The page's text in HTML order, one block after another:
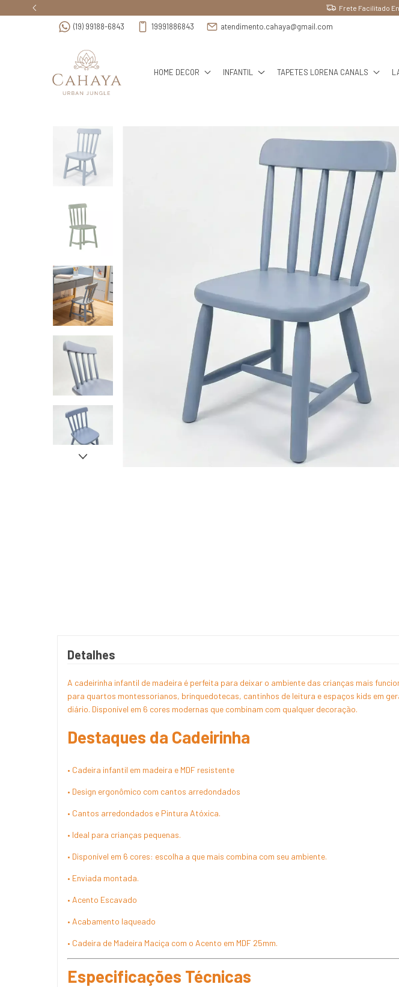
Ganhe 10%
(19) 99188-6843 19991886843 atendimento.cahaya@gmail.com
HOME DECOR INFANTIL TAPETES LORENA CANALS
Detalhes
A cadeirinha infantil de madeira é perfeita para deixar o ambiente das crianças mais
para quartos montessorianos, brinquedotecas, cantinhos de leitura e espaços kids em
diário. Disponível em 6 cores modernas que combinam com qualquer decoração.
Destaques da Cadeirinha
• Cadeira infantil em madeira e MDF resistente
• Design ergonômico com cantos arredondados
• Cantos arredondados e Pintura Atóxica.
• Ideal para crianças pequenas.
• Disponível em 6 cores: escolha a que mais combina com seu ambiente.
• Enviada montada.
• Acento Escavado
• Acabamento laqueado
• Cadeira de Madeira Maciça com o Acento em MDF 25mm.
Especificações Técnicas